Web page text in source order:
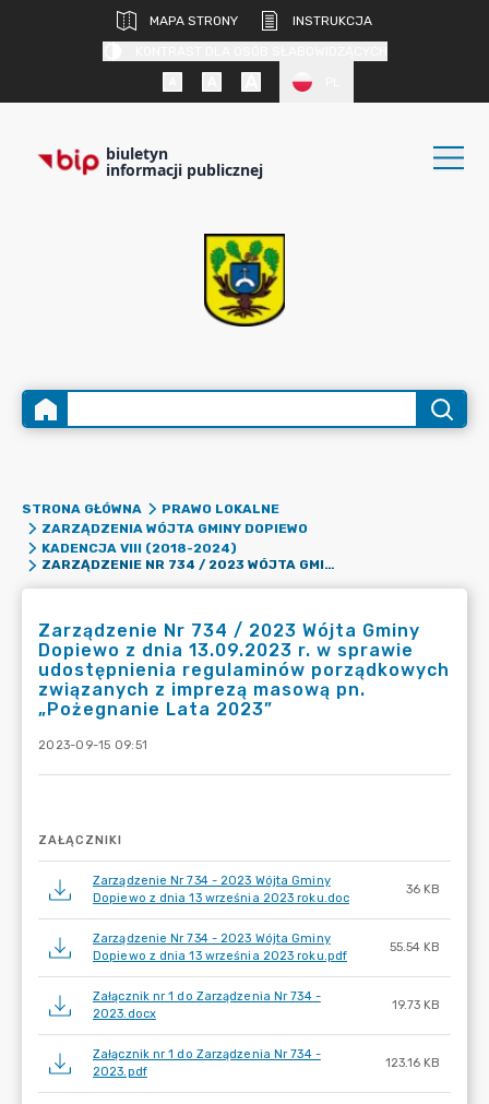
MAPA STRONY
INSTRUKCJA
biuletyn
informacji publicznej
STRONA GŁÓWNA
PRAWO LOKALNE
ZARZĄDZENIA WÓJTA GMINY DOPIEWO
KADENCJA VIII (2018-2024)
ZARZĄDZENIE NR 734 / 2023 WÓJTA GMINY DOPIEWO Z DNIA 13.09.2023 R. W SPRAWIE UDOSTĘPNIENIA REGULAMINÓW PORZĄDKOWYCH ZWIĄZANYCH Z IMPREZĄ MASOWĄ PN. „POŻEGNANIE LATA 2023”
Zarządzenie Nr 734 / 2023 Wójta Gminy
Dopiewo z dnia 13.09.2023 r. w sprawie
udostępnienia regulaminów porządkowych
związanych z imprezą masową pn.
„Pożegnanie Lata 2023”
2023-09-15 09:51
ZAŁĄCZNIKI
Zarządzenie Nr 734 - 2023 Wójta Gminy
Dopiewo z dnia 13 września 2023 roku.doc
36 KB
Zarządzenie Nr 734 - 2023 Wójta Gminy
Dopiewo z dnia 13 września 2023 roku.pdf
55.54 KB
Załącznik nr 1 do Zarządzenia Nr 734 -
2023.docx
19.73 KB
Załącznik nr 1 do Zarządzenia Nr 734 -
2023.pdf
123.16 KB